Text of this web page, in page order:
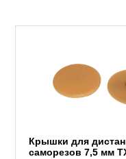
Крышки для
саморезов 7,5 мм
несколько
вариаций.
Опции